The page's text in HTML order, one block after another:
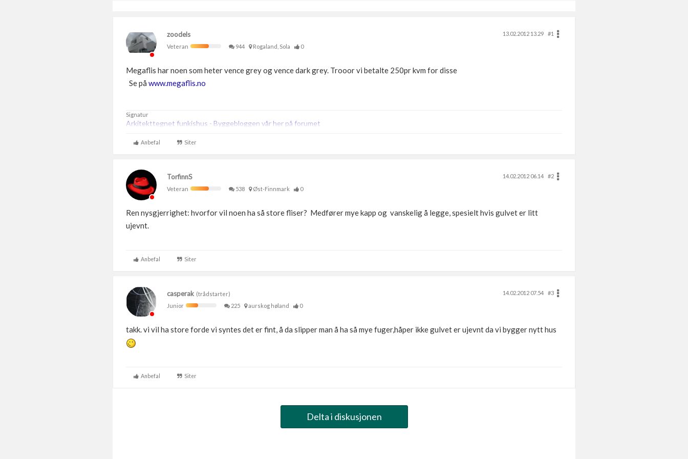
zoodels 13.02.2012 13.29
#1
Veteran
944 Rogaland, Sola 0
Megaflis har noen som heter vence grey og vence dark grey. Trooor vi betalte 250pr kvm for disse
Se på www.megaflis.no
Signatur
Arkitekttegnet funkishus - Byggebloggen vår her på forumet
Anbefal Siter
TorfinnS 14.02.2012 06.14
#2
Veteran
538 Øst-Finnmark 0
Ren nysgjerrighet: hvorfor vil noen ha så store fliser? Medfører mye kapp og vanskelig å legge, spesielt hvis gulvet er litt
ujevnt.
Anbefal Siter
casperak (trådstarter) 14.02.2012 07.54
#3
Junior
225 aurskog høland 0
takk. vi vil ha store forde vi syntes det er fint, å da slipper man å ha så mye fuger,håper ikke gulvet er ujevnt da vi bygger nytt hus
Anbefal Siter
Delta i diskusjonen